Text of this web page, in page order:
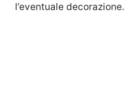
l’eventuale decorazione.